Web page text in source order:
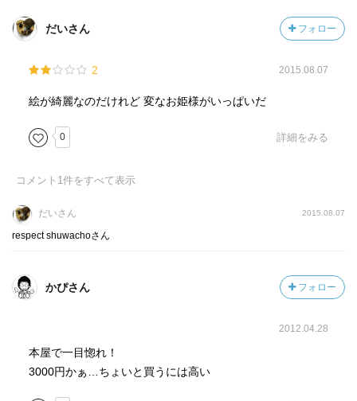
だいさん フォロー
2 2015.08.07
絵が綺麗なのだけれど 変なお姫様がいっぱいだ
0 詳細をみる
コメント 1件をすべて表示
だいさん 2015.08.07
respect shuwachoさん
かぴさん フォロー
2012.04.28
本屋で一目惚れ！
3000円かぁ…ちょいと買うには高い